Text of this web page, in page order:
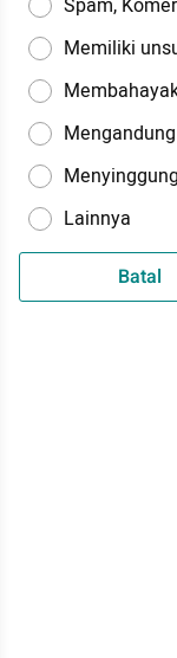
Spam,
Memiliki
Lainnya
Batal